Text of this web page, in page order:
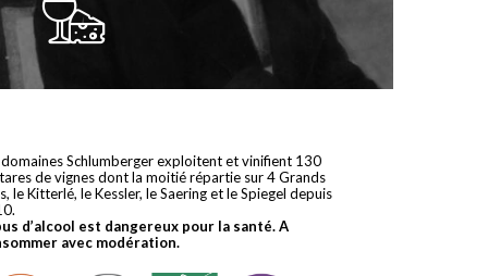
domaines Schlumberger exploitent et vinifient 130
de vignes dont la moitié répartie sur 4 Grands
le Kitterlé, le Kessler, le Saering et le Spiegel depuis
d’alcool est dangereux pour la santé. A
avec modération.